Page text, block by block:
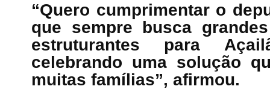
“Quero cumprimentar o
que sempre busca
estruturantes para
celebrando uma solução
muitas famílias”, afirmou.